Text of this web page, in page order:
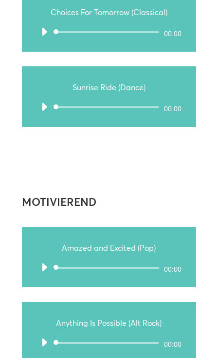
Choices For Tomorrow (Classical)
Audio-
00:00
Sunrise Ride (Dance)
Audio-
00:00
MOTIVIEREND
Amazed and Excited (Pop)
Audio-
00:00
Anything Is Possible (Alt Rock)
Audio-
00:00